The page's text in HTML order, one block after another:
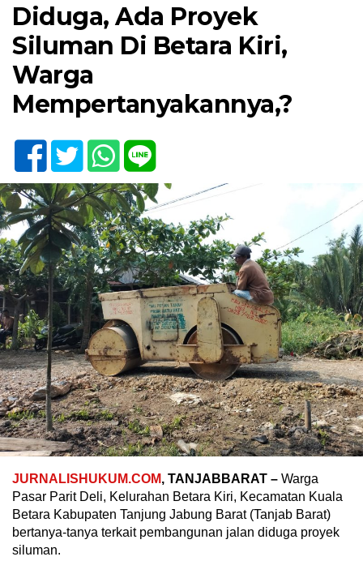
Diduga, Ada Proyek
Siluman Di Betara Kiri,
Warga
Mempertanyakannya,?
JURNALISHUKUM.COM, TANJABBARAT – Warga
Pasar Parit Deli, Kelurahan Betara Kiri, Kecamatan Kuala
Betara Kabupaten Tanjung Jabung Barat (Tanjab Barat)
bertanya-tanya terkait pembangunan jalan diduga proyek
siluman.